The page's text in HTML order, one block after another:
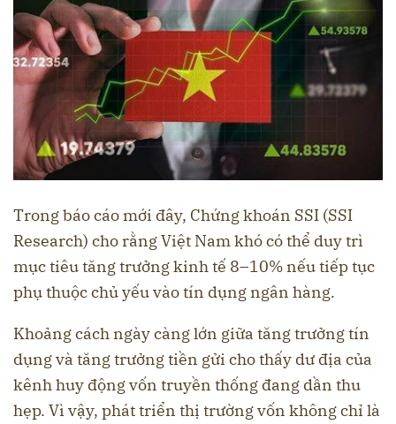
Trong báo cáo mới đây, Chứng khoán SSI (SSI
Research) cho rằng Việt Nam khó có thể duy trì
mục tiêu tăng trưởng kinh tế 8–10% nếu tiếp tục
phụ thuộc chủ yếu vào tín dụng ngân hàng.
Khoảng cách ngày càng lớn giữa tăng trưởng tín
dụng và tăng trưởng tiền gửi cho thấy dư địa của
kênh huy động vốn truyền thống đang dần thu
hẹp. Vì vậy, phát triển thị trường vốn không chỉ là